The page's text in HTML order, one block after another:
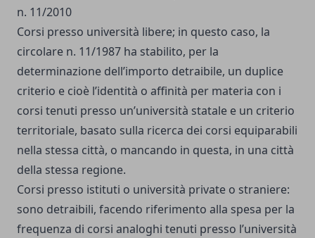
n. 11/2010
Corsi presso università libere; in questo caso, la
circolare n. 11/1987 ha stabilito, per la
determinazione dell’importo detraibile, un duplice
criterio e cioè l’identità o affinità per materia con i
corsi tenuti presso un’università statale e un criterio
territoriale, basato sulla ricerca dei corsi equiparabili
nella stessa città, o mancando in questa, in una città
della stessa regione.
Corsi presso istituti o università private o straniere:
sono detraibili, facendo riferimento alla spesa per la
frequenza di corsi analoghi tenuti presso l’università